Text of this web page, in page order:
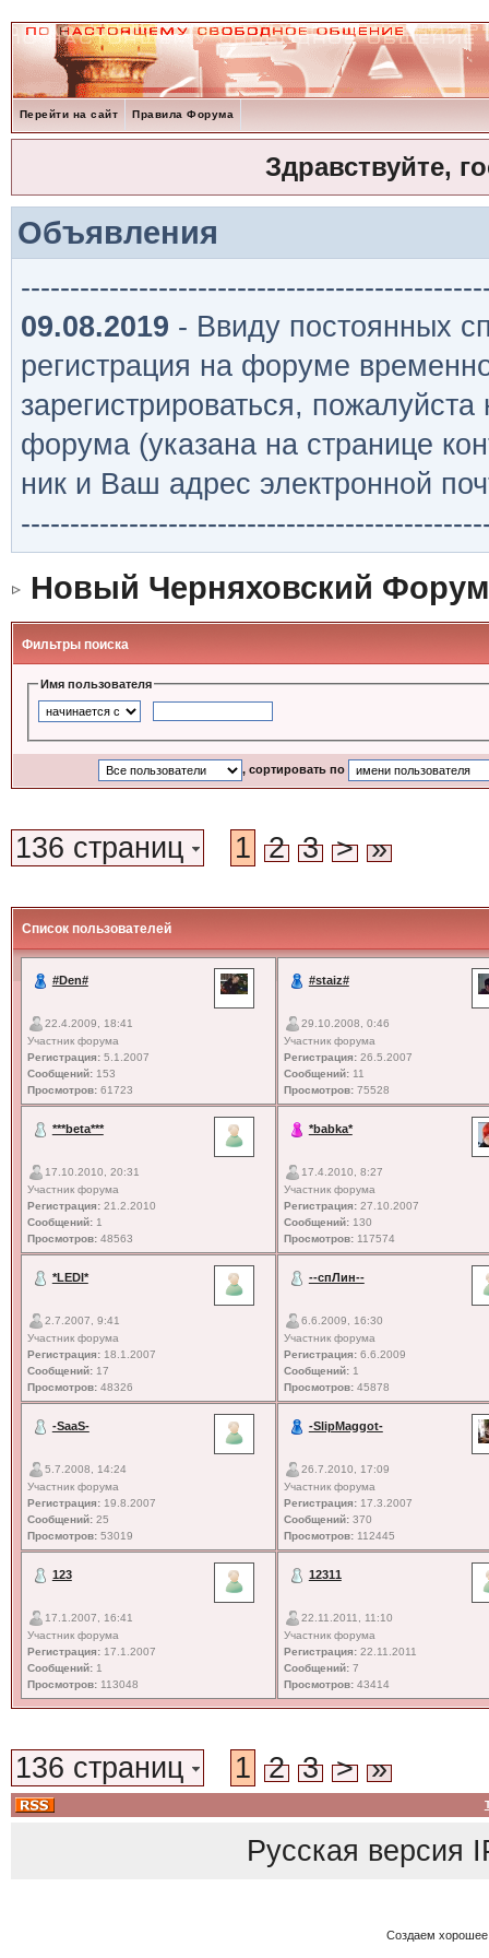
Перейти на сайт Правила Форума
Здравствуйте,
Объявления
09.08.2019 - Ввиду постоянных
регистрация на форуме
зарегистрироваться,
форума (указана на странице
ник и Ваш адрес электронной
Новый Черняховский Форум
Фильтры поиска
Имя пользователя
, сортировать по
136 страниц 1 2 3 > »
Список пользователей
#Den#
22.4.2009, 18:41
Участник форума
Регистрация:5.1.2007
Сообщений:153
Просмотров:61723
#staiz#
29.10.2008, 0:46
Участник форума
Регистрация:26.5.2007
Сообщений:11
Просмотров:75528
***beta***
17.10.2010, 20:31
Участник форума
Регистрация:21.2.2010
Сообщений:1
Просмотров:48563
*babka*
17.4.2010, 8:27
Участник форума
Регистрация:27.10.2007
Сообщений:130
Просмотров:117574
*LEDI*
2.7.2007, 9:41
Участник форума
Регистрация:18.1.2007
Сообщений:17
Просмотров:48326
--спЛин--
6.6.2009, 16:30
Участник форума
Регистрация:6.6.2009
Сообщений:1
Просмотров:45878
-SaaS-
5.7.2008, 14:24
Участник форума
Регистрация:19.8.2007
Сообщений:25
Просмотров:53019
-SlipMaggot-
26.7.2010, 17:09
Участник форума
Регистрация:17.3.2007
Сообщений:370
Просмотров:112445
123
17.1.2007, 16:41
Участник форума
Регистрация:17.1.2007
Сообщений:1
Просмотров:113048
12311
22.11.2011, 11:10
Участник форума
Регистрация:22.11.2011
Сообщений:7
Просмотров:43414
136 страниц 1 2 3 > »
Русская версия
Создаем